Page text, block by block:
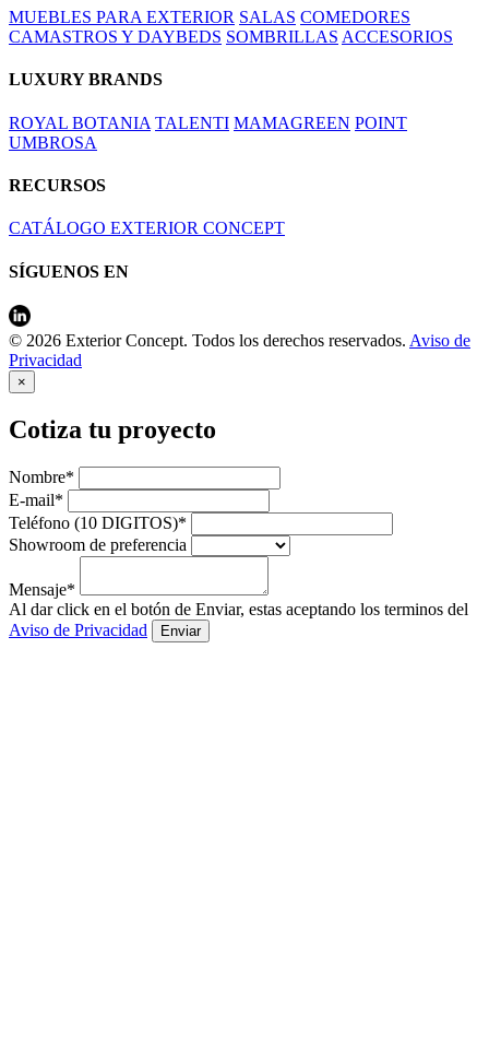
MUEBLES PARA EXTERIOR SALAS COMEDORES
CAMASTROS Y DAYBEDS SOMBRILLAS ACCESORIOS
LUXURY BRANDS
ROYAL BOTANIA TALENTI MAMAGREEN POINT
UMBROSA
RECURSOS
CATÁLOGO EXTERIOR CONCEPT
SÍGUENOS EN
© 2026 Exterior Concept. Todos los derechos reservados. Aviso de
Privacidad
×
Cotiza tu proyecto
Nombre*
E-mail*
Teléfono (10 DIGITOS)*
Showroom de preferencia
Mensaje*
Al dar click en el botón de Enviar, estas aceptando los terminos del
Aviso de Privacidad